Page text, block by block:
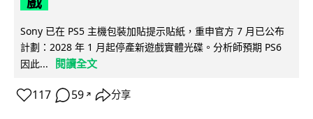
Sony 已在 PS5 主機包裝加貼提示貼紙，重申官方 7 月已公布
計劃：2028 年 1 月起停產新遊戲實體光碟。分析師預期 PS6
因此...
閱讀全文
117 59 ↗ 分享